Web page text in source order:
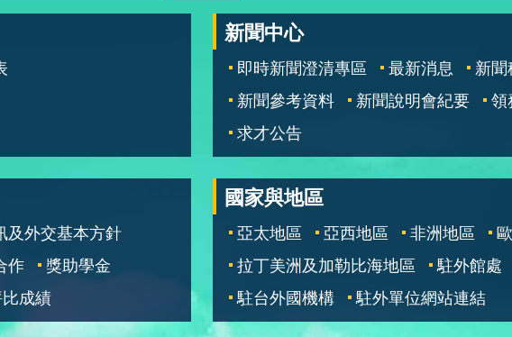
新聞中心
即時新聞澄清專區 最新消息 新聞
新聞參考資料
新聞說明會紀要 領
求才公告
及外交基本方針
作
獎助學金
成績
國家與地區
亞太地區 亞西地區 非洲地區
拉丁美洲及加勒比海地區
駐外館處
駐台外國機構
駐外單位網站連結